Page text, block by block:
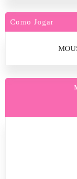
Como Jogar